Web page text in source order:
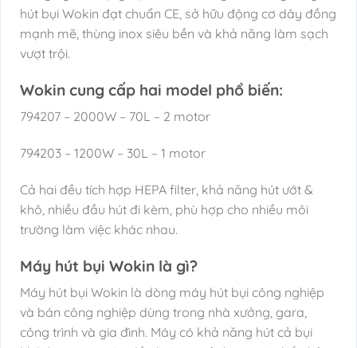
hút bụi Wokin đạt chuẩn CE, sở hữu động cơ dây đồng
mạnh mẽ, thùng inox siêu bền và khả năng làm sạch
vượt trội.
Wokin cung cấp hai model phổ biến:
794207 – 2000W – 70L – 2 motor
794203 – 1200W – 30L – 1 motor
Cả hai đều tích hợp HEPA filter, khả năng hút ướt &
khô, nhiều đầu hút đi kèm, phù hợp cho nhiều môi
trường làm việc khác nhau.
Máy hút bụi Wokin là gì?
Máy hút bụi Wokin là dòng máy hút bụi công nghiệp
và bán công nghiệp dùng trong nhà xưởng, gara,
công trình và gia đình. Máy có khả năng hút cả bụi